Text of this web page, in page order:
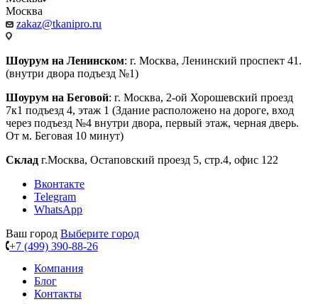
Москва
zakaz@tkanipro.ru
Шоурум на Ленинском: г. Москва, Ленинский проспект 41.
(внутри двора подъезд №1)
Шоурум на Беговой: г. Москва, 2-ой Хорошевский проезд
7к1 подъезд 4, этаж 1 (Здание расположено на дороге, вход
через подъезд №4 внутри двора, первый этаж, черная дверь.
От м. Беговая 10 минут)
Склад г.Москва, Остаповский проезд 5, стр.4, офис 122
Вконтакте
Telegram
WhatsApp
Ваш город Выберите город
+7 (499) 390-88-26
Компания
Блог
Контакты